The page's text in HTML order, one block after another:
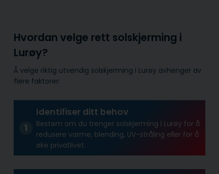
Hvordan velge rett solskjerming i
Lurøy?
Å velge riktig utvendig solskjerming i Lurøy avhenger av
flere faktorer:
Identifiser ditt behov
Bestem om du trenger solskjerming i Lurøy for å
redusere varme, blending, UV-stråling eller for å
øke privatlivet.